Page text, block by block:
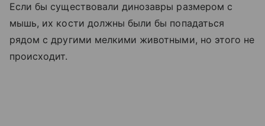
Если бы существовали динозавры размером с
мышь, их кости должны были бы попадаться
рядом с другими мелкими животными, но этого не
происходит.